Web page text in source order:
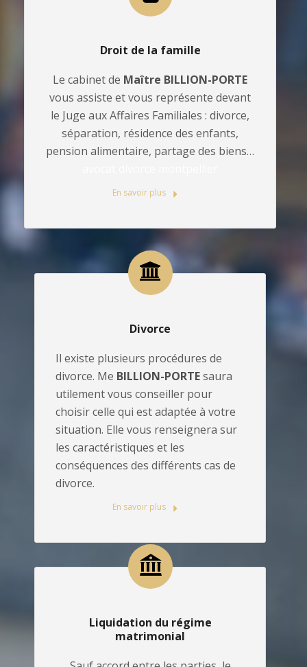
Droit de la famille
Le cabinet de Maître BILLION-PORTE
vous assiste et vous représente devant
le Juge aux Affaires Familiales : divorce,
séparation, résidence des enfants,
pension alimentaire, partage des biens…
En savoir plus
Divorce
Il existe plusieurs procédures de
divorce. Me BILLION-PORTEsaura
utilement vous conseiller pour
choisir celle qui est adaptée à votre
situation. Elle vous renseignera sur
les caractéristiques et les
conséquences des différents cas de
divorce.
En savoir plus
Liquidation du régime
matrimonial